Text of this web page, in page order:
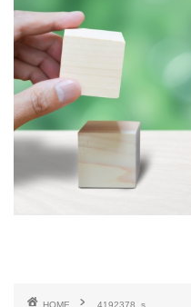
HOME 4192378_s